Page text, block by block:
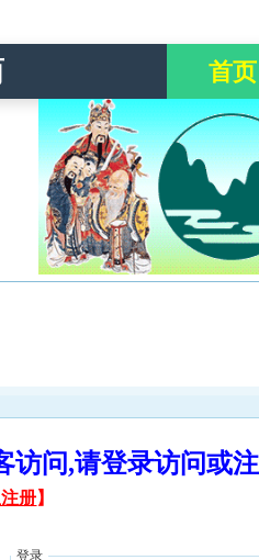
首页
访问,请登录访问或
册】
登录